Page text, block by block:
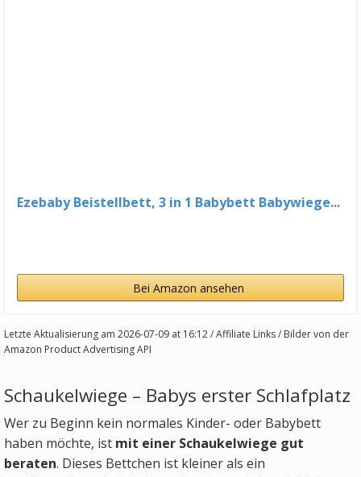
Ezebaby Beistellbett, 3 in 1 Babybett Babywiege...
Bei Amazon ansehen
Letzte Aktualisierung am 2026-07-09 at 16:12 / Affiliate Links / Bilder von der
Amazon Product Advertising API
Schaukelwiege – Babys erster Schlafplatz
Wer zu Beginn kein normales Kinder- oder Babybett
haben möchte, ist mit einer Schaukelwiege gut
beraten. Dieses Bettchen ist kleiner als ein